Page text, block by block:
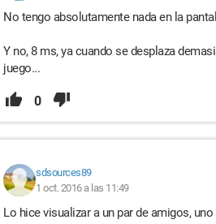
No tengo absolutamente nada en la
Y no, 8 ms, ya cuando se desplaza
juego...
0
sdsources89
1 oct. 2016 a las 11:49
Lo hice visualizar a un par de amigos,